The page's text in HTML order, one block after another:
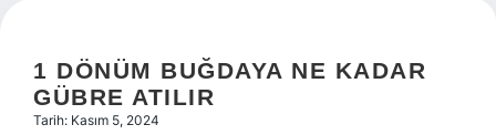
1 DÖNÜM BUĞDAYA NE KADAR
GÜBRE ATILIR
Tarih: Kasım 5, 2024